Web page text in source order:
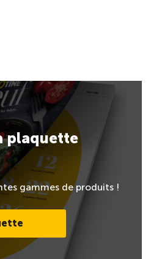
plaquette
gammes de produits !